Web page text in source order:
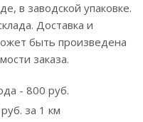
в заводской упаковке.
Доставка и
быть произведена
заказа.
- 800 руб.
за 1 км